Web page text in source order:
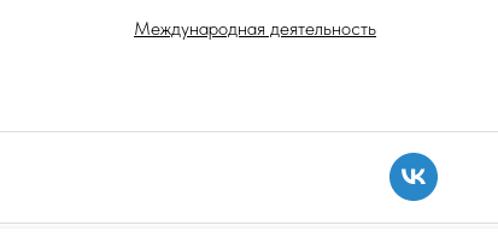
Международная деятельность